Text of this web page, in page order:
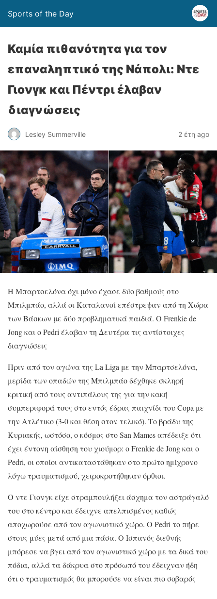
Sports of the Day
Καμία πιθανότητα για τον
επαναληπτικό της Νάπολι: Ντε
Γιονγκ και Πέντρι έλαβαν
διαγνώσεις
Lesley Summerville 2 έτη ago
Η Μπαρτσελόνα όχι μόνο έχασε δύο βαθμούς στο
Μπιλμπάο, αλλά οι Καταλανοί επέστρεψαν από τη Χώρα
των Βάσκων με δύο προβληματικά παιδιά. Ο Frenkie de
Jong και ο Pedri έλαβαν τη Δευτέρα τις αντίστοιχες
διαγνώσεις
Πριν από τον αγώνα της La Liga με την Μπαρτσελόνα,
μερίδα των οπαδών της Μπιλμπάο δέχθηκε σκληρή
κριτική από τους αντιπάλους της για την κακή
συμπεριφορά τους στο εντός έδρας παιχνίδι του Copa με
την Ατλέτικο (3-0 και θέση στον τελικό). Το βράδυ της
Κυριακής, ωστόσο, ο κόσμος στο San Mames απέδειξε ότι
έχει έντονη αίσθηση του χιούμορ: ο Frenkie de Jong και ο
Pedri, οι οποίοι αντικαταστάθηκαν στο πρώτο ημίχρονο
λόγω τραυματισμού, χειροκροτήθηκαν όρθιοι.
Ο ντε Γιονγκ είχε στραμπουλήξει άσχημα τον αστράγαλό
του στο κέντρο και έδειχνε απελπισμένος καθώς
αποχωρούσε από τον αγωνιστικό χώρο. Ο Pedri το πήρε
στους μύες μετά από μια πάσα. Ο Ισπανός διεθνής
μπόρεσε να βγει από τον αγωνιστικό χώρο με τα δικά του
πόδια, αλλά τα δάκρυα στο πρόσωπό του έδειχναν ήδη
ότι ο τραυματισμός θα μπορούσε να είναι πιο σοβαρός